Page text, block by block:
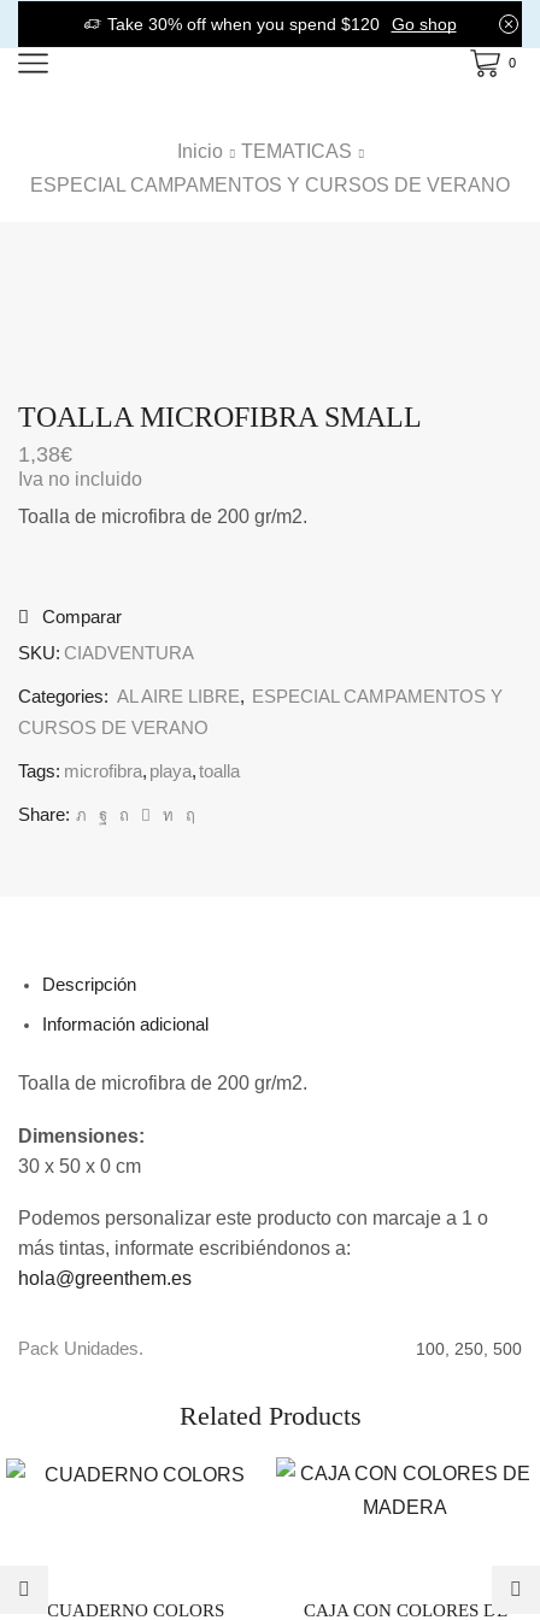
Take 30% off when you spend $120 Go shop
0
Inicio
TEMATICAS
ESPECIAL CAMPAMENTOS Y CURSOS DE VERANO
TOALLA MICROFIBRA SMALL
1,38€
Iva no incluido
Toalla de microfibra de 200 gr/m2.
Comparar
SKU: CIADVENTURA
Categories: AL AIRE LIBRE, ESPECIAL CAMPAMENTOS Y
CURSOS DE VERANO
Tags: microfibra, playa,toalla
Share:
Descripción
Información adicional
Toalla de microfibra de 200 gr/m2.
Dimensiones:
30 x 50 x 0 cm
Podemos personalizar este producto con marcaje a 1 o
más tintas, informate escribiéndonos a:
hola@greenthem.es
Pack Unidades. 100, 250, 500
Related Products
CUADERNO COLORS CAJA CON COLORES DE